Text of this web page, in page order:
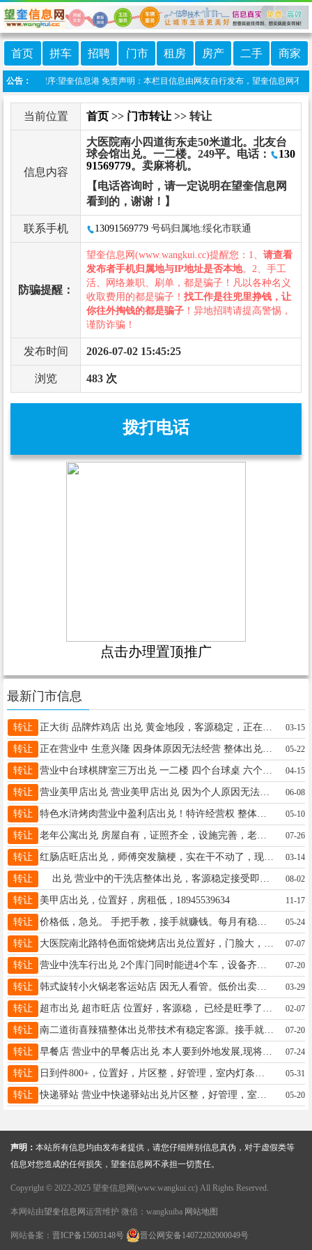
首页 拼车 招聘 门市 租房 房产 二手 商家
公告：
微信小程序:望奎信息港 免责声明：本栏目信息由网友自行发布，望奎信息网不
当前位置 首页 >> 门市转让 >> 转让
信息内容
大医院南小四道街东走50米道北。北友台
球会馆出兑。一二楼。249平。电话：
130
91569779。卖麻将机。
【电话咨询时，请一定说明在望奎信息网
看到的，谢谢！】
联系手机 13091569779 号码归属地:绥化市联通
防骗提醒：
望奎信息网(www.wangkui.cc)提醒您：1、 请查看
发布者手机归属地与IP地址是否本地。2、手工
活、网络兼职、刷单，都是骗子！凡以各种名义
收取费用的都是骗子！ 找工作是往兜里挣钱，让
你往外掏钱的都是骗子 ！异地招聘请提高警惕，
谨防诈骗！
发布时间 2026-07-02 15:45:25
浏览 483 次
拨打电话
点击办理置顶推广
最新门市信息
转让 正大街 品牌炸鸡店 出兑 黄金地段，客源稳定，正在营业中 设备齐全，接手即可经营，接手就能盈利 有意联系188 4288 9053、15842664224，非诚勿扰！ 03-15
转让 正在营业中 生意兴隆 因身体原因无法经营 整体出兑 厂房（300平）+货+货源+客源（三十年）+技术 价格面议 联系电话13125951260 05-22
转让 04-15
转让 营业美甲店出兑 营业美甲店出兑 因为个人原因无法继续经营 忍痛出售 一年房租东西齐全 顾客稳定 价钱合适 接手可营业 电话 18346776942 06-08
转让 特色水浒烤肉营业中盈利店出兑！特许经营权 整体打包转，设备技术全带，接手就干，可看流水，赚钱不用等，电话19289737086 05-10
转让 老年公寓出兑 房屋自有，证照齐全，设施完善，老人已满，位置在望奎县乡镇，检查少事少，电话：13304555879，13763713350。 07-26
转让 红肠店旺店出兑，师傅突发脑梗，实在干不动了，现忍痛转让正在营业的红肠店！生意稳定，接手即可盈利，包教正宗果木熏烤哈红肠全套技术配方毫无保留无需经验5.3万不讲18604652624 03-14
转让 08-02
转让 美甲店出兑，位置好，房租低，18945539634 11-17
转让 05-24
转让 07-07
转让 07-20
转让 韩式旋转小火锅老客运站店 因无人看管。低价出卖出兑，出租。接手就直接赚钱，一年稳赚10万左右。13年老店有稳定客源。近期成交价格优惠。有诚意的可以致电18746561666 03-29
转让 02-07
转让 南二道街喜辣猫整体出兑带技术有稳定客源。接手就盈利。因家中有事忍痛转让，有意者请联系我，电话18167319885 07-20
转让 早餐店 营业中的早餐店出兑 本人要到外地发展,现将营业中的早餐店出兑，接手就能赚钱，客源稳定，价格面谈。联系电话15046580022。 招聘早餐工 07-24
转让 05-31
转让 05-20
声明： 本站所有信息均由发布者提供，请您仔细辨别信息真伪，对于虚假类等
信息对您造成的任何损失，望奎信息网不承担一切责任。
Copyright © 2022-2025 望奎信息网(www.wangkui.cc) All Rights Reserved.
本网站由望奎信息网 运营维护 微信：wangkuiba 网站地图
网站备案： 晋ICP备15003148号 晋公网安备14072202000049号